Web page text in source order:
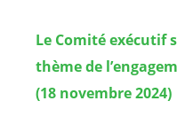
Le Comité exécutif
thème de
(18 novembre 2024)